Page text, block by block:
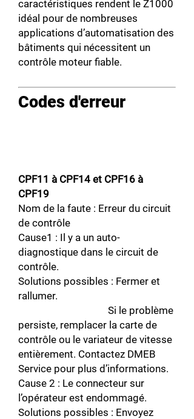
caractéristiques rendent le Z1000
idéal pour de nombreuses
applications d’automatisation des
bâtiments qui nécessitent un
contrôle moteur fiable.
Codes d'erreur
CPF11 à CPF14 et CPF16 à
CPF19
Nom de la faute : Erreur du circuit
de contrôle
Cause1 : Il y a un auto-
diagnostique dans le circuit de
contrôle.
Solutions possibles : Fermer et
rallumer.
Si le problème
persiste, remplacer la carte de
contrôle ou le variateur de vitesse
entièrement. Contactez DMEB
Service pour plus d’informations.
Cause 2 : Le connecteur sur
l’opérateur est endommagé.
Solutions possibles : Envoyez